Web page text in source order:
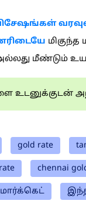
மிகுந்த
மீண்டும்
உடனுக்குடன்
gold rate
chennai